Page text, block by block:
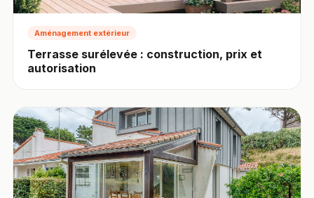
Aménagement extérieur
Terrasse surélevée : construction, prix et
autorisation